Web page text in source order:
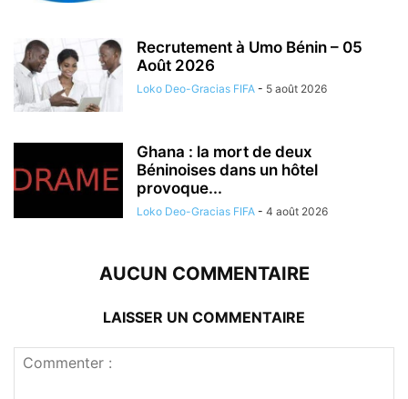
Recrutement à Umo Bénin – 05
Août 2026
Loko Deo-Gracias FIFA - 5 août 2026
Ghana : la mort de deux
Béninoises dans un hôtel
provoque...
Loko Deo-Gracias FIFA - 4 août 2026
AUCUN COMMENTAIRE
LAISSER UN COMMENTAIRE